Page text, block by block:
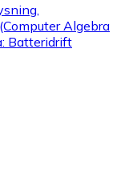
Algebra
Batteridrift